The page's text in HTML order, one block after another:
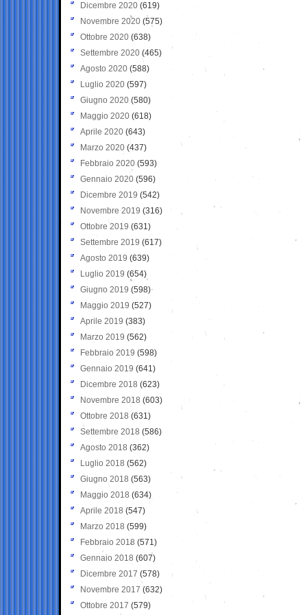
Dicembre 2020 (619)
Novembre 2020 (575)
Ottobre 2020 (638)
Settembre 2020(465)
Agosto 2020 (588)
Luglio 2020 (597)
Giugno 2020 (580)
Maggio 2020 (618)
Aprile 2020 (643)
Marzo 2020 (437)
Febbraio 2020 (593)
Gennaio 2020 (596)
Dicembre 2019 (542)
Novembre 2019 (316)
Ottobre 2019 (631)
Settembre 2019 (617)
Agosto 2019 (639)
Luglio 2019 (654)
Giugno 2019 (598)
Maggio 2019 (527)
Aprile 2019 (383)
Marzo 2019 (562)
Febbraio 2019 (598)
Gennaio 2019 (641)
Dicembre 2018 (623)
Novembre 2018 (603)
Ottobre 2018 (631)
Settembre 2018 (586)
Agosto 2018 (362)
Luglio 2018 (562)
Giugno 2018 (563)
Maggio 2018 (634)
Aprile 2018 (547)
Marzo 2018 (599)
Febbraio 2018 (571)
Gennaio 2018 (607)
Dicembre 2017 (578)
Novembre 2017 (632)
Ottobre 2017 (579)